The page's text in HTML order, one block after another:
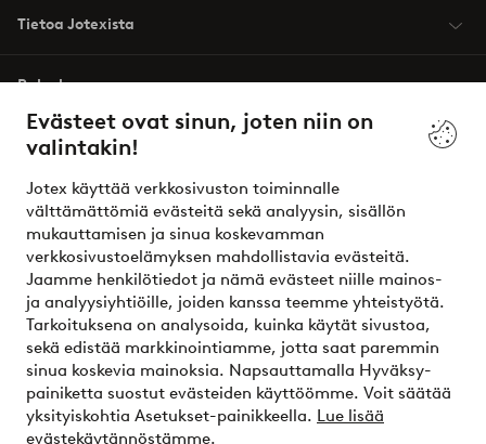
Evästeet ovat sinun, joten niin on
valintakin!
Jotex käyttää verkkosivuston toiminnalle
välttämättömiä evästeitä sekä analyysin, sisällön
mukauttamisen ja sinua koskevamman
verkkosivustoelämyksen mahdollistavia evästeitä.
Jaamme henkilötiedot ja nämä evästeet niille mainos-
ja analyysiyhtiöille, joiden kanssa teemme yhteistyötä.
Tarkoituksena on analysoida, kuinka käytät sivustoa,
sekä edistää markkinointiamme, jotta saat paremmin
sinua koskevia mainoksia. Napsauttamalla Hyväksy-
painiketta suostut evästeiden käyttöömme. Voit säätää
yksityiskohtia Asetukset-painikkeella. Lue lisää
evästekäytännöstämme.
Tietoa Jotexista
Palvelumme
Ehdot
Ystävät
Turvalliset maksut – maksa nyt tai erissä
Haluatko tietää lisää maksuvaihtoehdoistamme?
elpy